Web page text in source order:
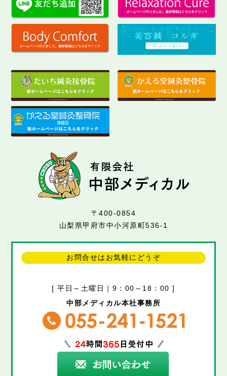
〒400-0854
山梨県甲府市中小河原町536-1
お問合せはお気軽にどうぞ
[ 平日～土曜日｜9：00～18：00 ]
中部メディカル本社事務所